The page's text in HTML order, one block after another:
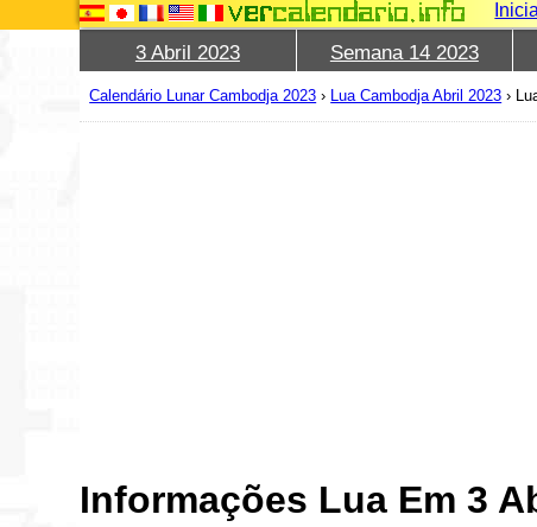
3 Abril 2023 Semana 14 2023
Calendário Lunar Cambodja 2023 › Lua Cambodja Abril 2023 ›
Informações Lua Em 3